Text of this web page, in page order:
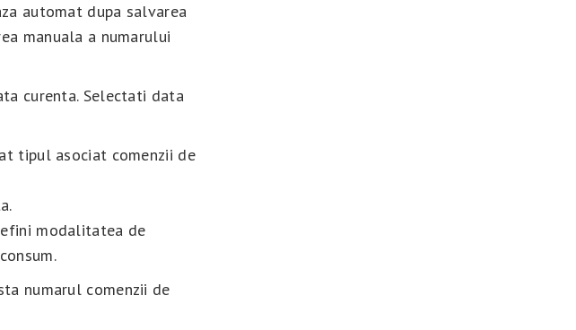
automat dupa salvarea
manuala a numarului
curenta. Selectati data
tipul asociat comenzii de
modalitatea de
numarul comenzii de